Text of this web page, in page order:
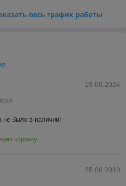
весь график работы
19.08.2024
не было в наличии!
корзину
25.06.2019